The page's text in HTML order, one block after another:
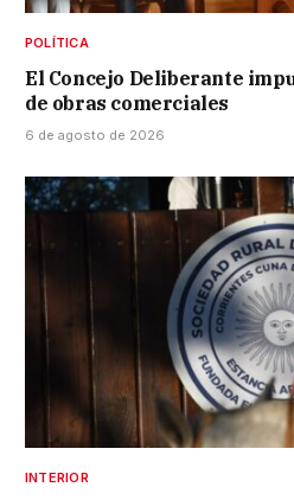
POLÍTICA
El Concejo Deliberante
de obras comerciales
6 de agosto de 2026
INTERIOR